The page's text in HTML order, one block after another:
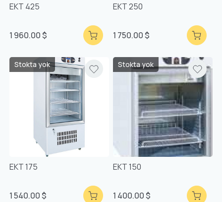
EKT 425
1 960.00 $
EKT 250
1 750.00 $
Stokta yok
EKT 175
1 540.00 $
Stokta yok
EKT 150
1 400.00 $